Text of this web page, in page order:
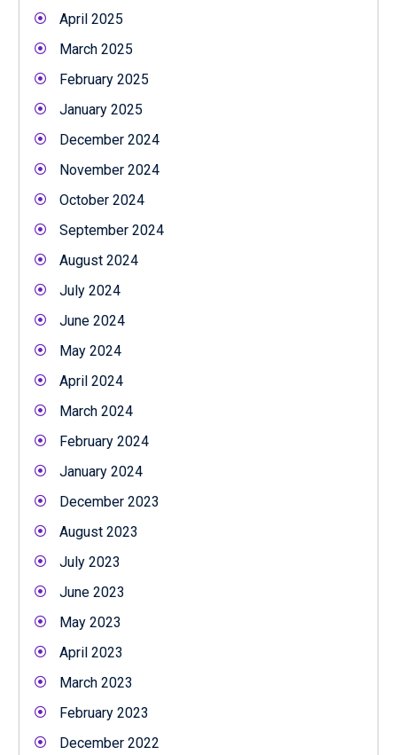
April 2025
March 2025
February 2025
January 2025
December 2024
November 2024
October 2024
September 2024
August 2024
July 2024
June 2024
May 2024
April 2024
March 2024
February 2024
January 2024
December 2023
August 2023
July 2023
June 2023
May 2023
April 2023
March 2023
February 2023
December 2022